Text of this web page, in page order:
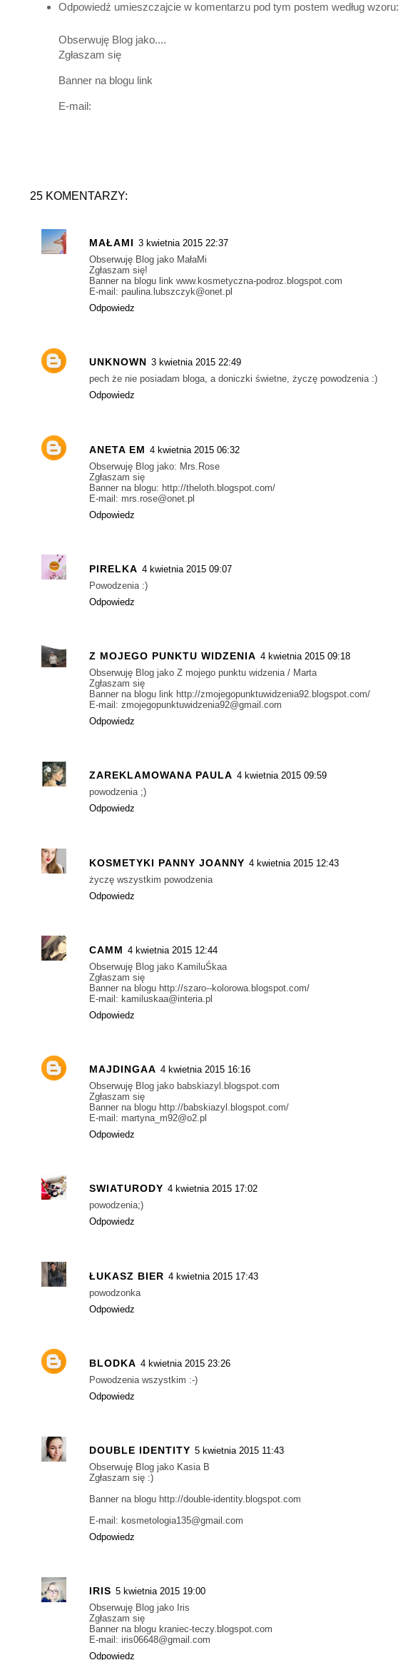
Odpowiedź umieszczajcie w komentarzu pod tym postem według wzoru:
Obserwuję Blog jako....
Zgłaszam się
Banner na blogu link
E-mail:
25 KOMENTARZY:
MAŁAMI 3 kwietnia 2015 22:37
Obserwuję Blog jako MałaMi
Zgłaszam się!
Banner na blogu link www.kosmetyczna-podroz.blogspot.com
E-mail: paulina.lubszczyk@onet.pl
Odpowiedz
UNKNOWN 3 kwietnia 2015 22:49
pech że nie posiadam bloga, a doniczki świetne, życzę powodzenia :)
Odpowiedz
ANETA EM 4 kwietnia 2015 06:32
Obserwuję Blog jako: Mrs.Rose
Zgłaszam się
Banner na blogu: http://theloth.blogspot.com/
E-mail: mrs.rose@onet.pl
Odpowiedz
PIRELKA 4 kwietnia 2015 09:07
Powodzenia :)
Odpowiedz
Z MOJEGO PUNKTU WIDZENIA 4 kwietnia 2015 09:18
Obserwuję Blog jako Z mojego punktu widzenia / Marta
Zgłaszam się
Banner na blogu link http://zmojegopunktuwidzenia92.blogspot.com/
E-mail: zmojegopunktuwidzenia92@gmail.com
Odpowiedz
ZAREKLAMOWANA PAULA 4 kwietnia 2015 09:59
powodzenia ;)
Odpowiedz
KOSMETYKI PANNY JOANNY 4 kwietnia 2015 12:43
życzę wszystkim powodzenia
Odpowiedz
CAMM 4 kwietnia 2015 12:44
Obserwuję Blog jako KamiluŚkaa
Zgłaszam się
Banner na blogu http://szaro--kolorowa.blogspot.com/
E-mail: kamiluskaa@interia.pl
Odpowiedz
MAJDINGAA 4 kwietnia 2015 16:16
Obserwuję Blog jako babskiazyl.blogspot.com
Zgłaszam się
Banner na blogu http://babskiazyl.blogspot.com/
E-mail: martyna_m92@o2.pl
Odpowiedz
SWIATURODY 4 kwietnia 2015 17:02
powodzenia;)
Odpowiedz
ŁUKASZ BIER 4 kwietnia 2015 17:43
powodzonka
Odpowiedz
BLODKA 4 kwietnia 2015 23:26
Powodzenia wszystkim :-)
Odpowiedz
DOUBLE IDENTITY 5 kwietnia 2015 11:43
Obserwuję Blog jako Kasia B
Zgłaszam się :)
Banner na blogu http://double-identity.blogspot.com
E-mail: kosmetologia135@gmail.com
Odpowiedz
IRIS 5 kwietnia 2015 19:00
Obserwuję Blog jako Iris
Zgłaszam się
Banner na blogu kraniec-teczy.blogspot.com
E-mail: iris06648@gmail.com
Odpowiedz